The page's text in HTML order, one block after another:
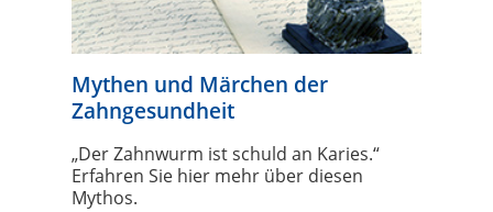
Mythen und Märchen der
Zahngesundheit
„Der Zahnwurm ist schuld an Karies.“
Erfahren Sie hier mehr über diesen
Mythos.